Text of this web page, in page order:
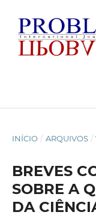
INÍCIO / ARQUIVOS /
BREVES
SOBRE A
DA